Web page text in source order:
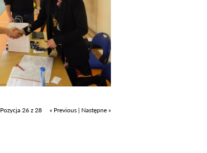
Pozycja 26 z 28 « Previous | Następne »